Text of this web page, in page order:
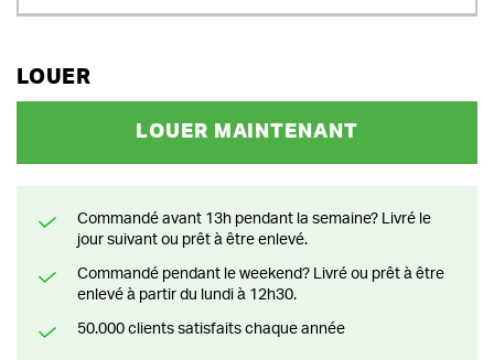
LOUER
LOUER MAINTENANT
Commandé avant 13h pendant la semaine? Livré le
jour suivant ou prêt à être enlevé.
Commandé pendant le weekend? Livré ou prêt à être
enlevé à partir du lundi à 12h30.
50.000 clients satisfaits chaque année